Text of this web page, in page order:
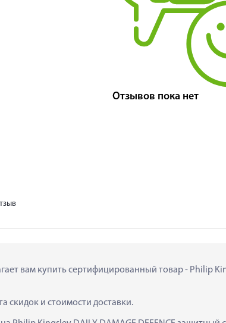
Отзывов пока нет
вам купить сертифицированный товар - Philip
скидок и стоимости доставки.